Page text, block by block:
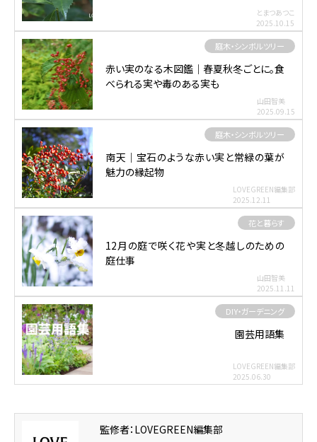
とまつあつこ
2025.10.15
庭木・シンボルツリー
赤い実のなる木図鑑｜春夏秋冬ごとに。食
べられる実や毒のある実も
山田智美
2025.09.15
庭木・シンボルツリー
南天｜宝石のような赤い実と常緑の葉が
魅力の縁起物
LOVEGREEN編集部
2025.12.11
花と暮らす
12月の庭で咲く花や実と冬越しのための
庭仕事
山田智美
2025.11.11
DIY・ガーデニング
園芸用語集
LOVEGREEN編集部
2025.06.30
監修者：LOVEGREEN編集部